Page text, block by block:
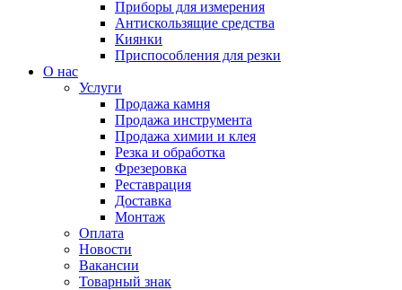
Приборы для измерения
Антискользящие средства
Киянки
Приспособления для резки
О нас
Услуги
Продажа камня
Продажа инструмента
Продажа химии и клея
Резка и обработка
Фрезеровка
Реставрация
Доставка
Монтаж
Оплата
Новости
Вакансии
Товарный знак